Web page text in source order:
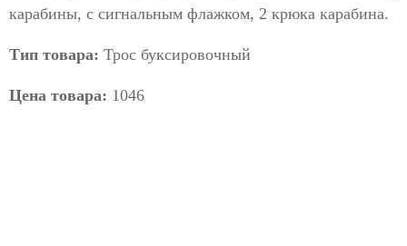
карабины, с сигнальным флажком, 2 крюка карабина.
Тип товара: Трос буксировочный
Цена товара: 1046